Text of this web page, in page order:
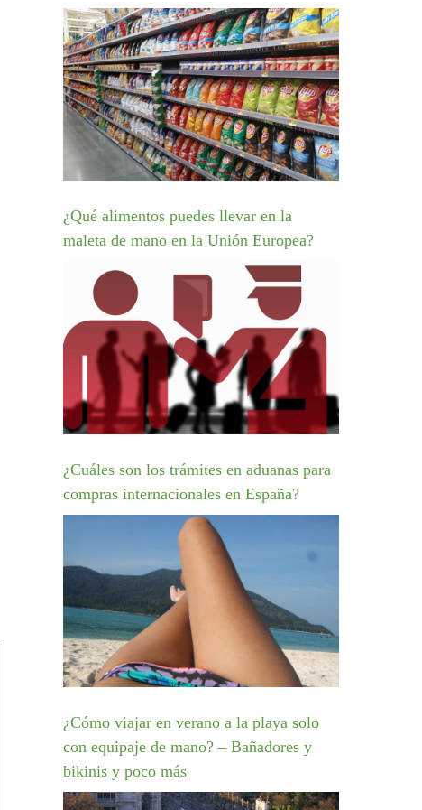
¿Qué alimentos puedes llevar en la
maleta de mano en la Unión Europea?
¿Cuáles son los trámites en aduanas para
compras internacionales en España?
¿Cómo viajar en verano a la playa solo
con equipaje de mano? – Bañadores y
bikinis y poco más